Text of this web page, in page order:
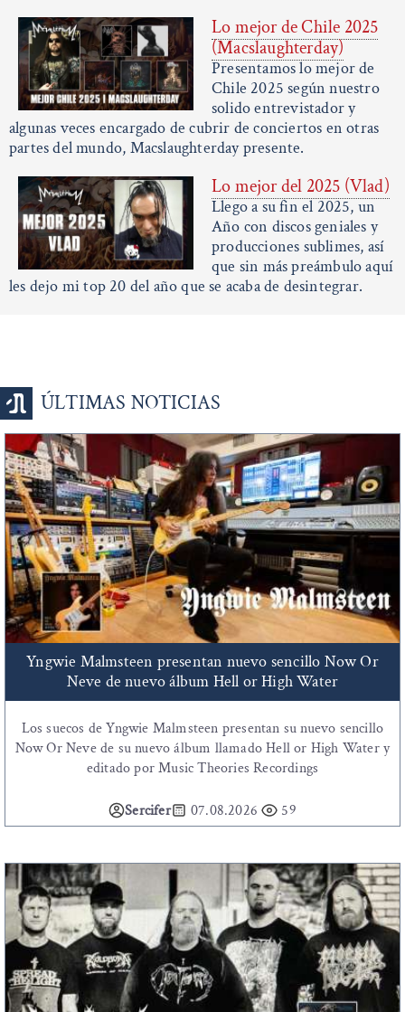
Lo mejor de Chile 2025
(Macslaughterday)
Presentamos lo mejor de
Chile 2025 según nuestro
solido entrevistador y
algunas veces encargado de cubrir de conciertos en otras
partes del mundo, Macslaughterday presente.
Lo mejor del 2025 (Vlad)
Llego a su fin el 2025, un
Año con discos geniales y
producciones sublimes, así
que sin más preámbulo aquí
les dejo mi top 20 del año que se acaba de desintegrar.
ÚLTIMAS NOTICIAS
Yngwie Malmsteen presentan nuevo sencillo Now Or
Neve de nuevo álbum Hell or High Water
Los suecos de Yngwie Malmsteen presentan su nuevo sencillo
Now Or Neve de su nuevo álbum llamado Hell or High Water y
editado por Music Theories Recordings
Sercifer 07.08.2026 59